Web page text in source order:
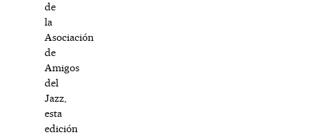
de
la
Asociación
de
Amigos
del
Jazz,
esta
edición